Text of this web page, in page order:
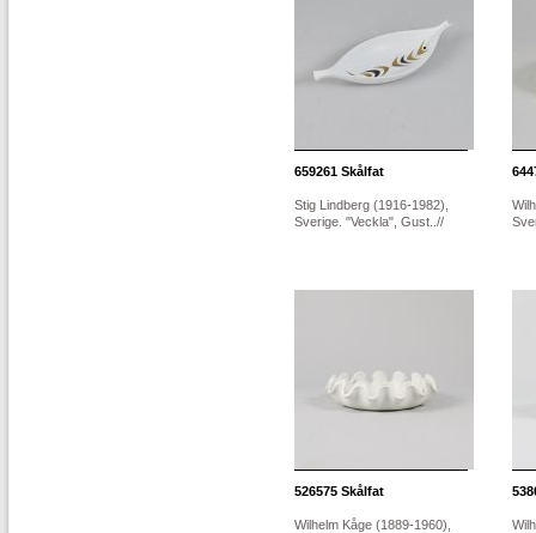
659261 Skålfat
Stig Lindberg (1916-1982),
Sverige. "Veckla", Gust..//
526575 Skålfat
Wilhelm Kåge (1889-1960),